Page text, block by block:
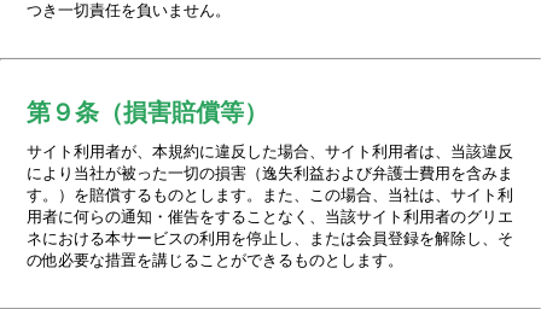
つき一切責任を負いません。
第９条（損害賠償等）
サイト利用者が、本規約に違反した場合、サイト利用者は、当該違反
により当社が被った一切の損害（逸失利益および弁護士費用を含みま
す。）を賠償するものとします。また、この場合、当社は、サイト利
用者に何らの通知・催告をすることなく、当該サイト利用者のグリエ
ネにおける本サービスの利用を停止し、または会員登録を解除し、そ
の他必要な措置を講じることができるものとします。